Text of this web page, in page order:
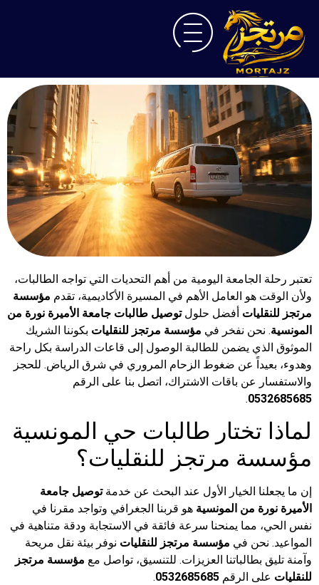
تعتبر رحلة الجامعة اليومية من أهم التحديات التي تواجه الطالبات،
ولأن الوقت هو العامل الأهم في المسيرة الأكاديمية، تقدم مؤسسة
مرتجز للنقليات أفضل حلولتوصيل طالبات جامعة الأميرة نورة من
المونسية. نحن نفخر في مؤسسة مرتجز للنقليات بكوننا الشريك
الموثوق الذي يضمن للطالبة الوصول إلى قاعات الدراسة بكل راحة
وهدوء، بعيداً عن ضغوط الزحام المروري في شرق الرياض. للحجز
والاستفسار عن باقات الاشتراك، اتصل بنا على الرقم
0532685685
.
لماذا تختار طالبات حي المونسية
مؤسسة مرتجز للنقليات؟
إن ما يجعلنا الخيار الأول عند البحث عن خدمةتوصيل جامعة
الأميرة نورة من المونسية هو قربنا الجغرافي وتواجد مقرنا في
نفس الحي، مما يمنحنا سرعة فائقة في الاستجابة ودقة متناهية في
المواعيد. نحن في مؤسسة مرتجز للنقليات نوفر بيئة نقل مريحة
وآمنة تليق بطالباتنا العزيزات. للتنسيق، تواصل مع مؤسسة مرتجز
للنقليات على الرقم 0532685685
.